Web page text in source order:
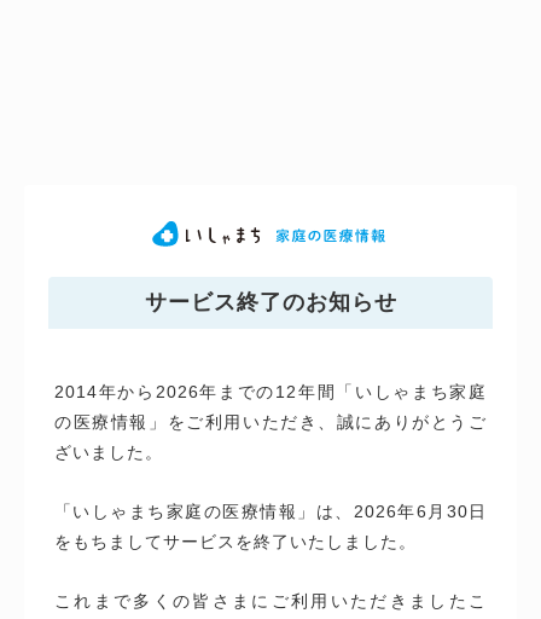
サービス終了のお知らせ
2014年から2026年までの12年間「いしゃまち家庭
の医療情報」をご利用いただき、誠にありがとうご
ざいました。
「いしゃまち家庭の医療情報」は、2026年6月30日
をもちましてサービスを終了いたしました。
これまで多くの皆さまにご利用いただきましたこ